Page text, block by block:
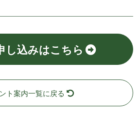
し込みはこちら
ト案内一覧に戻る